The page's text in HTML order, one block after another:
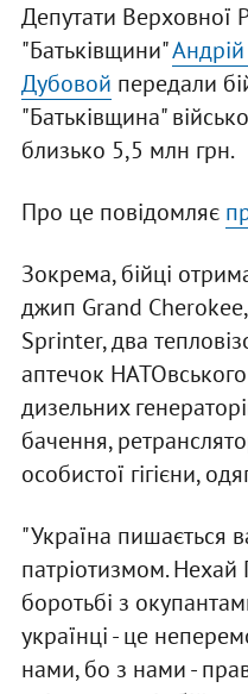
Депутати Верховної
"Батьківщини"
Дубовой передали
"Батьківщина"
близько 5,5 млн грн.
Про це повідомляє
Зокрема, бійці
джип Grand
Sprinter, два
аптечок
дизельних
бачення,
особистої гігієни,
"Україна пишається
патріотизмом. Нехай
боротьбі з
українці - це
нами, бо з нами -